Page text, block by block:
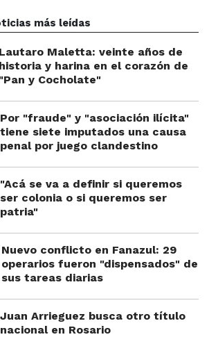
más leídas
Lautaro Maletta: veinte años de
historia y harina en el corazón de
"Pan y Cocholate"
Por "fraude" y "asociación ilícita"
tiene siete imputados una causa
penal por juego clandestino
"Acá se va a definir si queremos
ser colonia o si queremos ser
patria"
Nuevo conflicto en Fanazul: 29
operarios fueron "dispensados" de
sus tareas diarias
Juan Arrieguez busca otro título
nacional en Rosario